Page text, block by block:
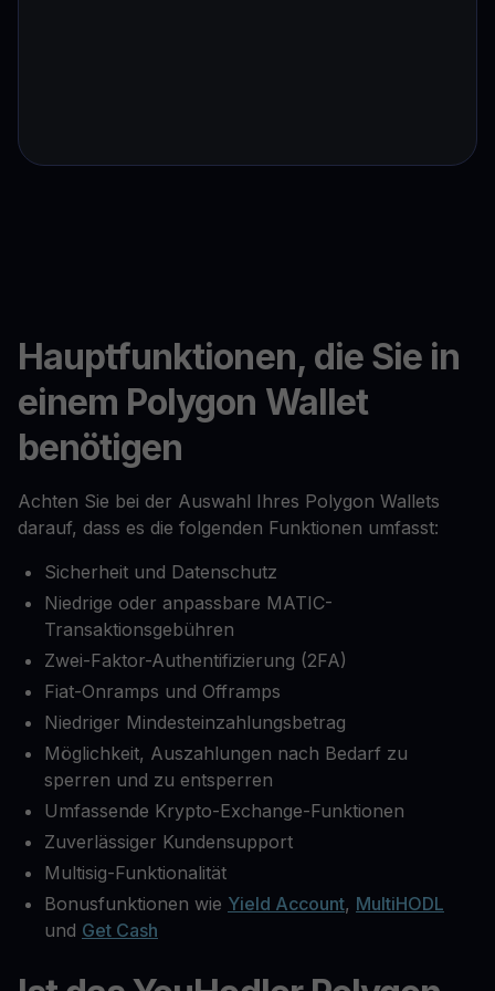
Hauptfunktionen, die Sie in
einem Polygon Wallet
benötigen
Achten Sie bei der Auswahl Ihres Polygon Wallets
darauf, dass es die folgenden Funktionen umfasst:
Sicherheit und Datenschutz
Niedrige oder anpassbare MATIC-
Transaktionsgebühren
Zwei-Faktor-Authentifizierung (2FA)
Fiat-Onramps und Offramps
Niedriger Mindesteinzahlungsbetrag
Möglichkeit, Auszahlungen nach Bedarf zu
sperren und zu entsperren
Umfassende Krypto-Exchange-Funktionen
Zuverlässiger Kundensupport
Multisig-Funktionalität
Bonusfunktionen wie Yield Account, MultiHODL
und Get Cash